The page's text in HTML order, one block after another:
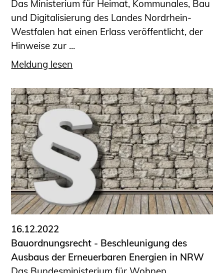
Das Ministerium für Heimat, Kommunales, Bau
und Digitalisierung des Landes Nordrhein-
Westfalen hat einen Erlass veröffentlicht, der
Hinweise zur ...
Meldung lesen
16.12.2022
Bauordnungsrecht - Beschleunigung des
Ausbaus der Erneuerbaren Energien in NRW